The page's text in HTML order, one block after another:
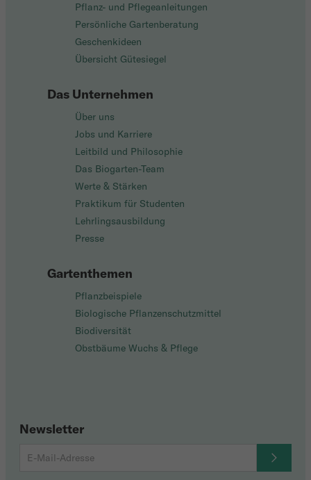
Pflanz- und Pflegeanleitungen
Persönliche Gartenberatung
Geschenkideen
Übersicht Gütesiegel
Das Unternehmen
Über uns
Jobs und Karriere
Leitbild und Philosophie
Das Biogarten-Team
Werte & Stärken
Praktikum für Studenten
Lehrlingsausbildung
Presse
Gartenthemen
Pflanzbeispiele
Biologische Pflanzenschutzmittel
Biodiversität
Obstbäume Wuchs & Pflege
Newsletter